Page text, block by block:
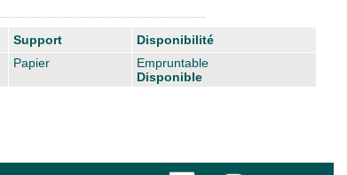
Support
Disponibilité
Papier
Empruntable
Disponible